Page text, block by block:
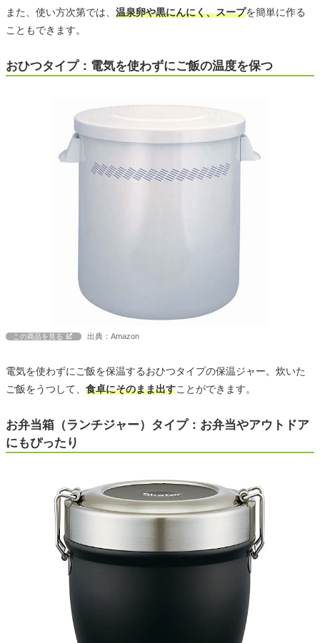
また、使い方次第では、 温泉卵や黒にんにく、スープを簡単に作る
こともできます。
おひつタイプ：電気を使わずにご飯の温度を保つ
この商品を見る 出典：Amazon
電気を使わずにご飯を保温するおひつタイプの保温ジャー。炊いた
ご飯をうつして、 食卓にそのまま出すことができます。
お弁当箱（ランチジャー）タイプ：お弁当やアウトドア
にもぴったり